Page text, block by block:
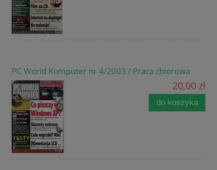
PC World Komputer nr 4/2003 / Praca zbiorowa
20,00 zł
do koszyka